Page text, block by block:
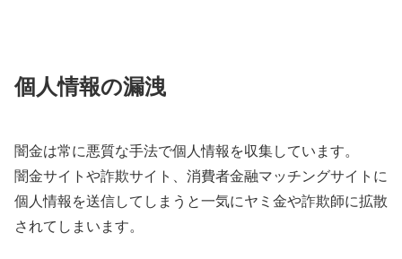
個人情報の漏洩
闇金は常に悪質な手法で個人情報を収集しています。
闇金サイトや詐欺サイト、消費者金融マッチングサイトに
個人情報を送信してしまうと一気にヤミ金や詐欺師に拡散
されてしまいます。